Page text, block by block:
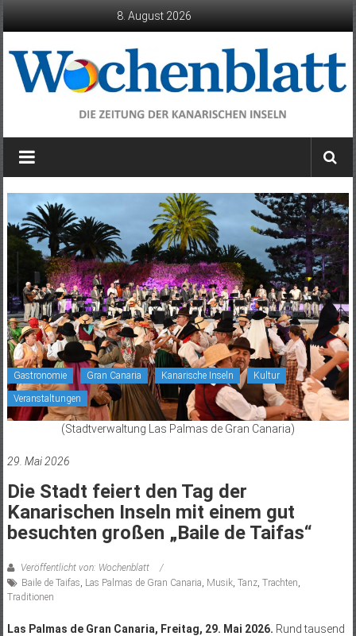
8. August 2026
Wochenblatt
die
Kanarischen
Inseln
Gastronomie Gran Canaria Kanarische Inseln Kultur
Veranstaltungen
(Stadtverwaltung Las Palmas de Gran Canaria)
29. Mai 2026
Die Stadt feiert den Tag der
Kanarischen Inseln mit einem gut
besuchten großen „Baile de Taifas“
Veröffentlicht von: Wochenblatt
Baile de Taifas Las Palmas de Gran Canaria Musik, Tanz, Trachten
Traditionen
Las Palmas de Gran Canaria, Freitag, 29. Mai 2026. Rund tausend